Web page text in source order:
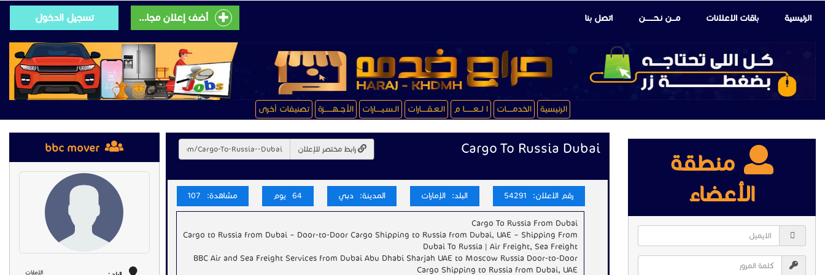
الرئيسية باقات الإعلانات مـــن نـحـــــــن اتصل بنا أضف إعلان مجانى تسجيل الدخول
الرئيسية الخدمـــــات ا لــعـــــــا م الـعـقـــــارات الـسـيـــــارات الأجــهـــــــزة تصنيفات أخرى
منطقة
الأعضاء
Cargo To Russia Dubai رابط مختصر للإعلان
رقم الاعلان: 54291 البلد: الإمارات المدينة: دبي 64 يوم مشاهدة: 107
Cargo To Russia From Dubai
Cargo to Russia from Dubai – Door-to-Door Cargo Shipping to Russia from Dubai, UAE – Shipping From
Dubai To Russia | Air Freight, Sea Freight
BBC Air and Sea Freight Services from Dubai Abu Dhabi Sharjah UAE to Moscow Russia Door-to-Door
Cargo Shipping to Russia from Dubai, UAE
bbc mover
الإمارات